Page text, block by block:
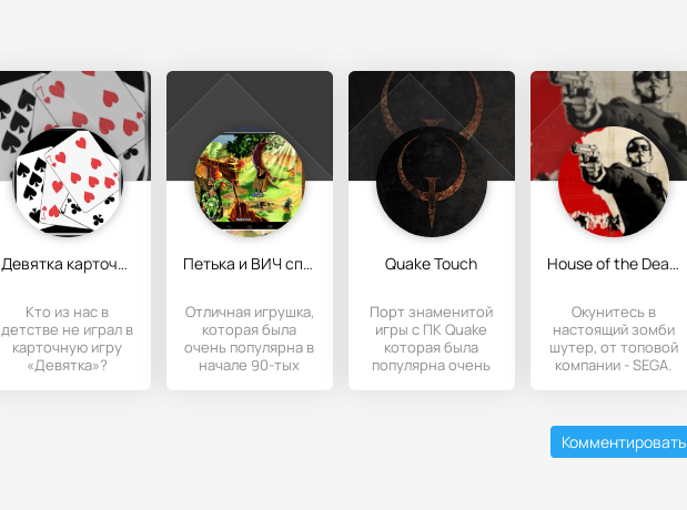
Девятка карточная игра HD
Кто из нас в
детстве не играл в
карточную игру
«Девятка»?
Петька и ВИЧ спасают галактику
Отличная игрушка,
которая была
очень популярна в
начале 90-тых
Quake Touch
Порт знаменитой
игры с ПК Quake
которая была
популярна очень
House of the Dead Overkill: LR
Окунитесь в
настоящий зомби
шутер, от топовой
компании - SEGA.
Комментировать